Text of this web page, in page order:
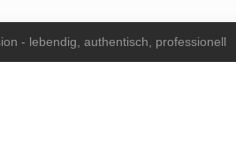
- lebendig, authentisch, professionell